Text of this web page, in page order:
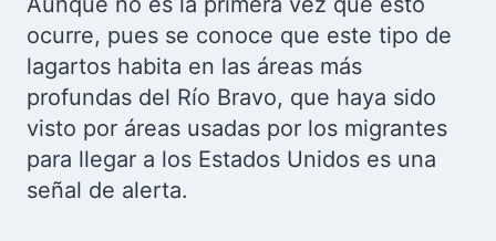
ocurre, pues se conoce que este tipo de
lagartos habita en las áreas más
profundas del Río Bravo, que haya sido
visto por áreas usadas por los migrantes
para llegar a los Estados Unidos es una
señal de alerta.